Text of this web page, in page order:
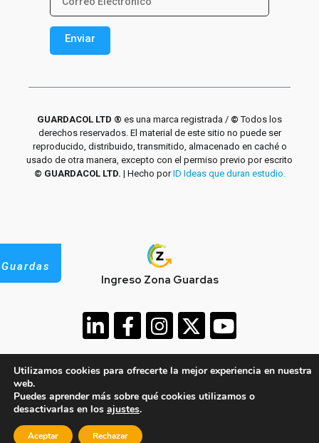
en Línea
Enviar
GUARDACOL LTD ® es una marca registrada / © Todos los
derechos reservados. El material de este sitio no puede ser
reproducido, distribuido, transmitido, almacenado en caché o
usado de otra manera, excepto con el permiso previo por escrito
© GUARDACOL LTD. | Hecho porID Ideas que duran estudio.
Ingreso Zona Guardas
Utilizamos cookies para ofrecerte la mejor experiencia en nuestra
web.
Puedes aprender más sobre qué cookies utilizamos o
desactivarlas en los ajustes.
Aceptar Rechazar